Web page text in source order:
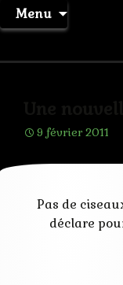
Menu
Aller
au
9 février 2011
Pas de
déclare